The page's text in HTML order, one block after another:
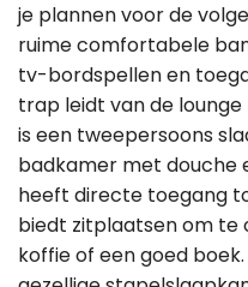
je plannen voor de
ruime comfortabele
tv-bordspellen en
trap leidt van de
is een tweepersoons
badkamer met douche
heeft directe toegang
biedt zitplaatsen om te
koffie of een goed